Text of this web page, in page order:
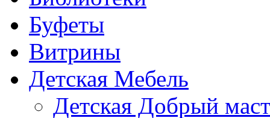
Буфеты
Витрины
Детская Мебель
Детская Добрый